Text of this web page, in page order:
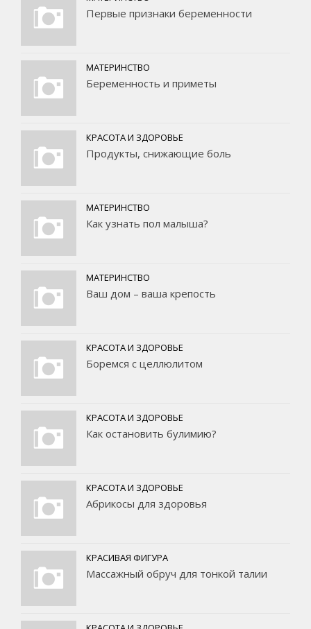
Первые признаки беременности
МАТЕРИНСТВО
Беременность и приметы
КРАСОТА И ЗДОРОВЬЕ
Продукты, снижающие боль
МАТЕРИНСТВО
Как узнать пол малыша?
МАТЕРИНСТВО
Ваш дом – ваша крепость
КРАСОТА И ЗДОРОВЬЕ
Боремся с целлюлитом
КРАСОТА И ЗДОРОВЬЕ
Как остановить булимию?
КРАСОТА И ЗДОРОВЬЕ
Абрикосы для здоровья
КРАСИВАЯ ФИГУРА
Массажный обруч для тонкой талии